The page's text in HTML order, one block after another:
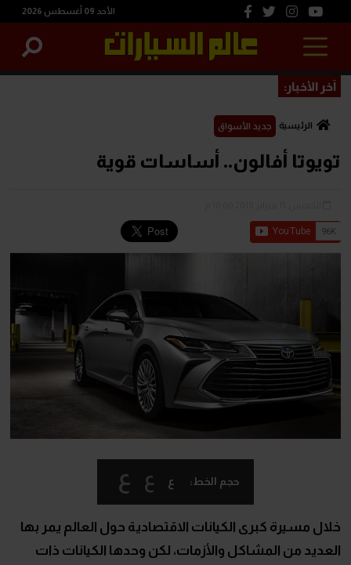
الأحد 09 أغسطس 2026
آخر الأخبار:
الرئيسية جديد الأسواق
تويوتا أفالون.. أساسات قوية
حجم الخط: ع ع ع
خلال مسيرة كبرى الكيانات الاقتصادية حول العالم يمر بها
العديد من المشاكل والأزمات، لكن وحدها الكيانات ذات